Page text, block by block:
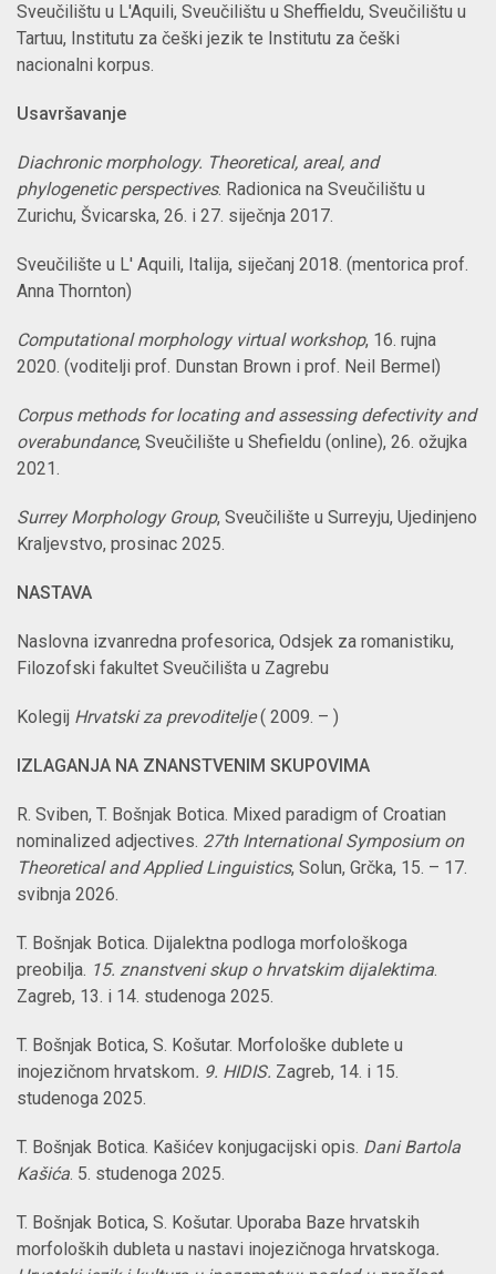
Sveučilištu u L'Aquili, Sveučilištu u Sheffieldu, Sveučilištu u
Tartuu, Institutu za češki jezik te Institutu za češki
nacionalni korpus.
Usavršavanje
Diachronic morphology. Theoretical, areal, and
phylogenetic perspectives. Radionica na Sveučilištu u
Zurichu, Švicarska, 26. i 27. siječnja 2017.
Sveučilište u L' Aquili, Italija, siječanj 2018. (mentorica prof.
Anna Thornton)
Computational morphology virtual workshop, 16. rujna
2020. (voditelji prof. Dunstan Brown i prof. Neil Bermel)
Corpus methods for locating and assessing defectivity and
overabundance, Sveučilište u Shefieldu (online), 26. ožujka
2021.
Surrey Morphology Group, Sveučilište u Surreyju, Ujedinjeno
Kraljevstvo, prosinac 2025.
NASTAVA
Naslovna izvanredna profesorica, Odsjek za romanistiku,
Filozofski fakultet Sveučilišta u Zagrebu
Kolegij Hrvatski za prevoditelje( 2009. – )
IZLAGANJA NA ZNANSTVENIM SKUPOVIMA
R. Sviben, T. Bošnjak Botica. Mixed paradigm of Croatian
nominalized adjectives. 27th International Symposium on
Theoretical and Applied Linguistics, Solun, Grčka, 15. – 17.
svibnja 2026.
T. Bošnjak Botica. Dijalektna podloga morfološkoga
preobilja. 15. znanstveni skup o hrvatskim dijalektima.
Zagreb, 13. i 14. studenoga 2025.
T. Bošnjak Botica, S. Košutar. Morfološke dublete u
inojezičnom hrvatskom. 9. HIDIS. Zagreb, 14. i 15.
studenoga 2025.
T. Bošnjak Botica. Kašićev konjugacijski opis. Dani Bartola
Kašića. 5. studenoga 2025.
T. Bošnjak Botica, S. Košutar. Uporaba Baze hrvatskih
morfoloških dubleta u nastavi inojezičnoga hrvatskoga.